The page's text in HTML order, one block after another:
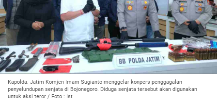
Kapolda. Jatim Komjen Imam Sugianto menggelar konpers penggagalan
penyelundupan senjata di Bojonegoro. Diduga senjata tersebut akan digunakan
untuk aksi teror / Foto : Ist